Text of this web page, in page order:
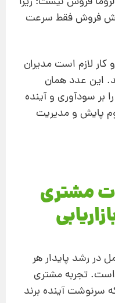
فروش فقط سرعت
کار لازم است مدیران
این عدد همان
بر سودآوری و آینده
پایش و مدیریت
مشتری
در رشد پایدار هر
تجربه‌ مشتری
سرنوشت آینده‌ برند